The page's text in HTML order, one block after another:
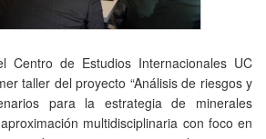
Centro de Estudios Internacionales UC
taller del proyecto “Análisis de riesgos y
para la estrategia de minerales
multidisciplinaria con foco en